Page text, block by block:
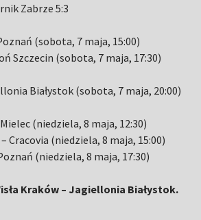
Zabrze 5:3
(sobota, 7 maja, 15:00)
Szczecin (sobota, 7 maja, 17:30)
Białystok (sobota, 7 maja, 20:00)
(niedziela, 8 maja, 12:30)
Cracovia (niedziela, 8 maja, 15:00)
(niedziela, 8 maja, 17:30)
Kraków – Jagiellonia Białystok.